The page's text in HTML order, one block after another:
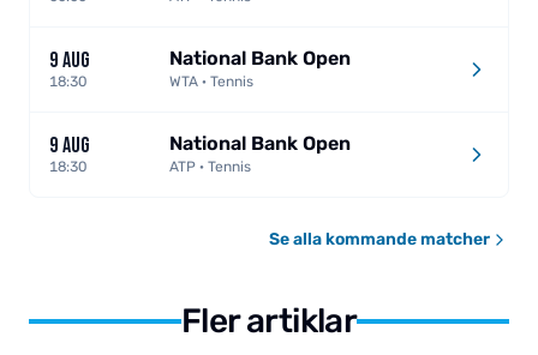
9 AUG
18:30
National Bank Open
WTA · Tennis
9 AUG
18:30
National Bank Open
ATP · Tennis
Se alla kommande matcher
Fler artiklar